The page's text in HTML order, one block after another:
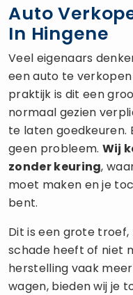
Auto
In Hingene
Veel eigenaars
een auto te
praktijk is dit een
normaal gezien
te laten goedkeuren.
geen probleem. Wij
zonder keuring,
moet maken en je
bent.
Dit is een grote troef,
schade heeft of niet
herstelling vaak
wagen, bieden wij je